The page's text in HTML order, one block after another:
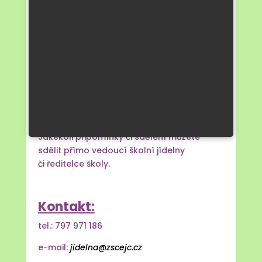
Jakékoli připomínky či sdělení můžete
sdělit přímo vedoucí školní jídelny
či ředitelce školy.
Kontakt:
tel.: 797 971 186
e-mail: jidelna@zscejc.cz